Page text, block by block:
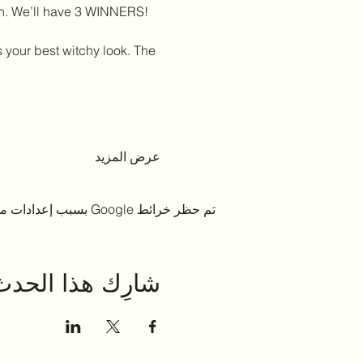
We’ll have 3 WINNERS!
your best witchy look. The
عرض المزيد
تم حظر خرائط Google بسبب إعدادات ملفات تعريف الارتباط التحليلية والوظيفية لديك.
شارِك هذا